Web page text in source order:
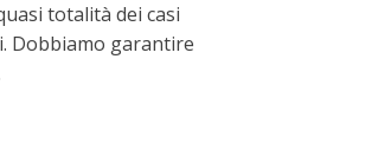
totalità dei casi
Dobbiamo garantire